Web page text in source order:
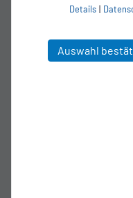
Details |
Auswahl